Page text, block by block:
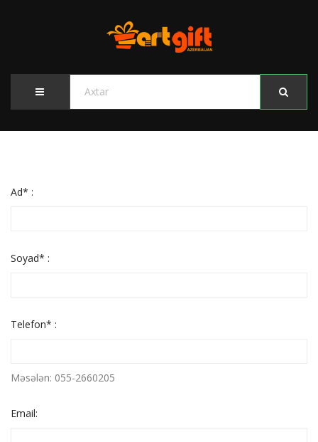
Ad* :
Soyad* :
Telefon* :
Məsələn: 055-2660205
Email: